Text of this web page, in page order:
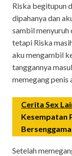
Riska begitupun
dipahanya dan
sambil menyuruh
tetapi Riska
aku mengambil
tanggannya
memegang penis
Cerita Sex
Kesempatan
Setelah